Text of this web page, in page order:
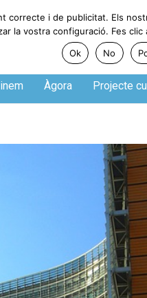
Àgora Projecte
i de publicitat. Els
la vostra configuració. Fes clic
Ok
No